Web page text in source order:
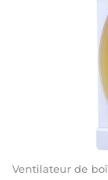
Ventilateur de